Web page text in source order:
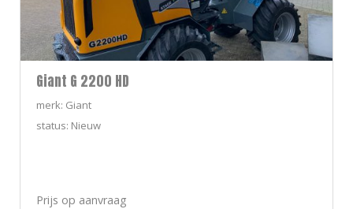
Giant G 2200 HD
merk: Giant
status: Nieuw
Prijs op aanvraag